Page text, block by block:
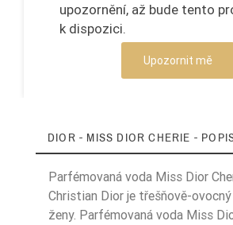
upozornění, až bude tento
k dispozici.
Upozornit mě
DIOR - MISS DIOR CHERIE -
Parfémovaná voda Miss Dior
Christian Dior je třešňově-
ženy. Parfémovaná voda Miss